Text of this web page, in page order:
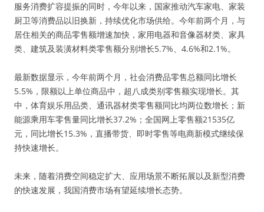
服务消费扩容提振的同时，今年以来，国家推动汽车家电、家装
厨卫等消费品以旧换新，持续优化市场供给。今年前两个月，与
居住相关的商品零售额增速加快，家用电器和音像器材类、家具
类、建筑及装潢材料类零售额分别增长5.7%、4.6%和2.1%。
最新数据显示，今年前两个月，社会消费品零售总额同比增长
5.5%，限额以上单位商品中，超八成类别零售额实现增长。其
中，体育娱乐用品类、通讯器材类零售额同比均两位数增长；新
能源乘用车零售量同比增长37.2%；全国网上零售额21535亿
元，同比增长15.3%，直播带货、即时零售等电商新模式继续保
持快速增长。
未来，随着消费空间稳定扩大、应用场景不断拓展以及新型消费
的快速发展，我国消费市场有望延续增长态势。